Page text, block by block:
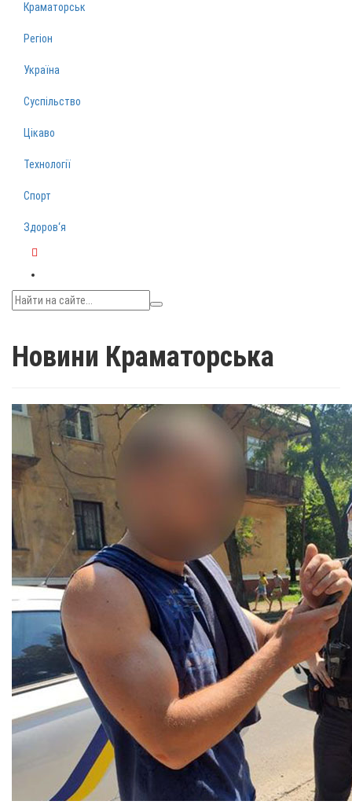
Краматорськ
Регіон
Україна
Суспільство
Цікаво
Технології
Спорт
Здоров‘я
Новини Краматорська